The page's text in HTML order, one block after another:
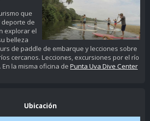
que
de
explorar el
belleza
de paddle de embarque y lecciones sobre
cercanos. Lecciones, excursiones por el río
la misma oficina de Punta Uva Dive Center
Ubicación